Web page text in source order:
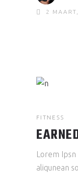
2
FITNESS
Lorem
aliqunean